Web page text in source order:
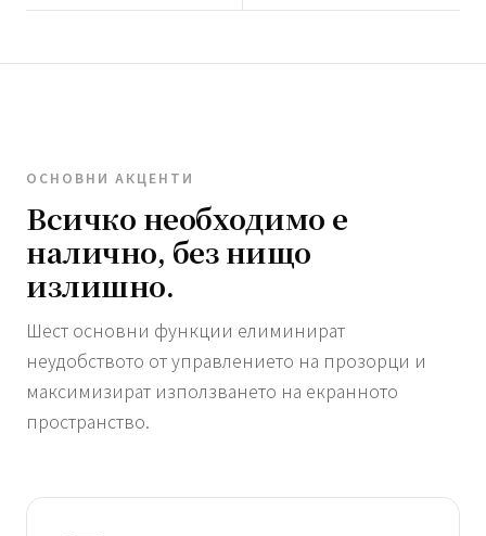
ОСНОВНИ АКЦЕНТИ
Всичко необходимо е
налично, без нищо
излишно.
Шест основни функции елиминират
неудобството от управлението на прозорци и
максимизират използването на екранното
пространство.